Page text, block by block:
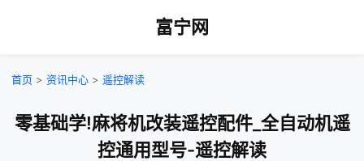
富宁网
首页 > 资讯中心 > 遥控解读
零基础学!麻将机改装遥控配件_全自动机遥
控通用型号-遥控解读